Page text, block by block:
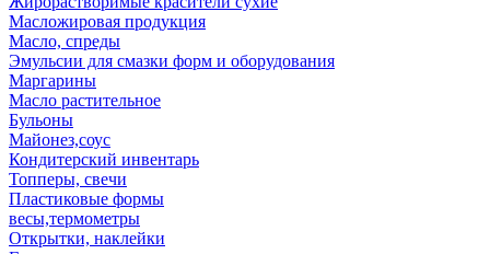
Масложировая продукция
Масло, спреды
Эмульсии для смазки форм и оборудования
Маргарины
Масло растительное
Бульоны
Майонез,соус
Кондитерский инвентарь
Топперы, свечи
Пластиковые формы
весы,термометры
Открытки, наклейки